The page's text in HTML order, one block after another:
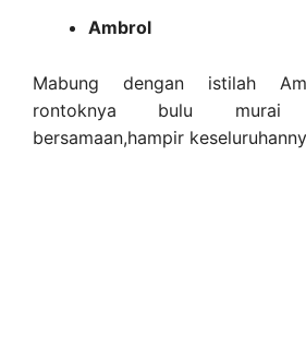
Ambrol
Mabung dengan istilah
rontoknya bulu murai
bersamaan,hampir